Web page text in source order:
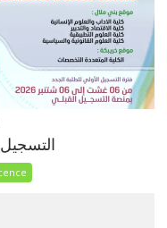
التسجيل